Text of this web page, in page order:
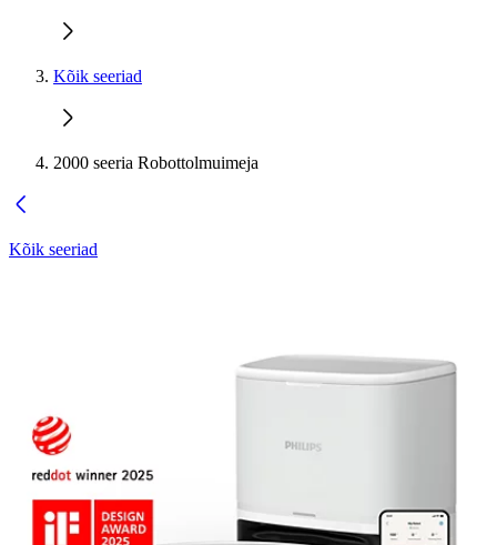
Kõik seeriad
2000 seeria Robottolmuimeja
Kõik seeriad